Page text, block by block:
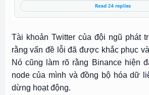
Tài khoản Twitter của đội ngũ phát
rằng vấn đề lỗi đã được khắc phục
Nó cũng làm rõ rằng Binance hiện
node của mình và đồng bộ hóa dữ
dừng hoạt động.